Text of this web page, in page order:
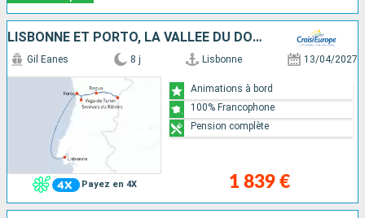
LISBONNE ET PORTO, LA VALLÉE DU DOURO
Payez en 4X
Gil Eanes 8 j Lisbonne 13/04/2027
1 839 €
Animations à bord
100% Francophone
Pension complète